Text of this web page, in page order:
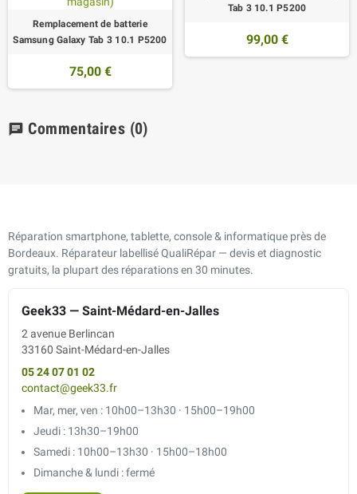
Remplacement de batterie
Samsung Galaxy Tab 3 10.1 P5200
75,00 €
Tab 3 10.1 P5200
99,00 €
chat Commentaires (0)
Réparation smartphone, tablette, console & informatique près de
Bordeaux. Réparateur labellisé QualiRépar — devis et diagnostic
gratuits, la plupart des réparations en 30 minutes.
Geek33 — Saint-Médard-en-Jalles
2 avenue Berlincan
33160 Saint-Médard-en-Jalles
05 24 07 01 02
contact@geek33.fr
Mar, mer, ven : 10h00–13h30 · 15h00–19h00
Jeudi : 13h30–19h00
Samedi : 10h00–13h30 · 15h00–18h00
Dimanche & lundi : fermé